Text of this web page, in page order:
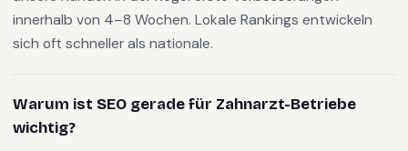
innerhalb von 4–8 Wochen. Lokale Rankings entwickeln
sich oft schneller als nationale.
Warum ist SEO gerade für Zahnarzt-Betriebe
wichtig?